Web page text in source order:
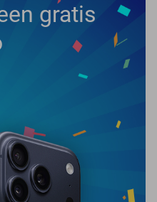
gratis